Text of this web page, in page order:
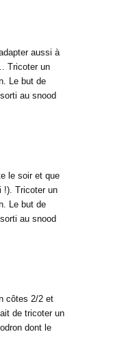
aussi à
Tricoter un
Le but de
au snood
le soir et que
!). Tricoter un
Le but de
au snood
côtes 2/2 et
de tricoter un
dont le